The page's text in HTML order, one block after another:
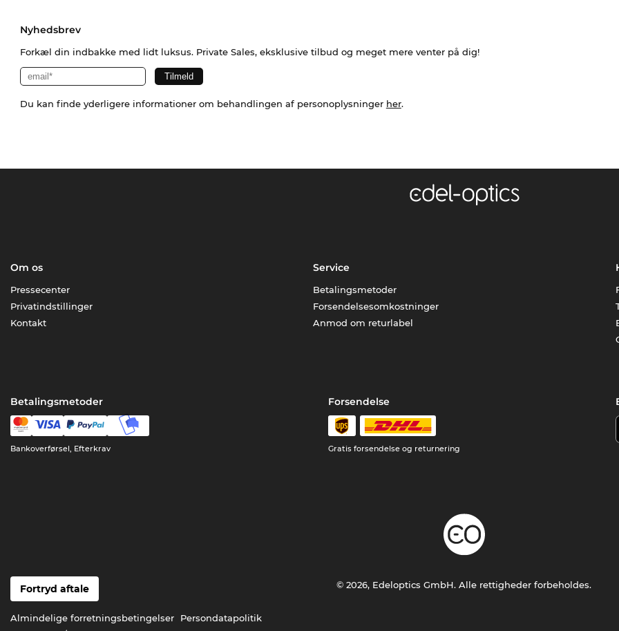
Nyhedsbrev
Forkæl din indbakke med lidt luksus. Private Sales, eksklusive tilbud og meget mere venter på dig!
Du kan finde yderligere informationer om behandlingen af personoplysninger her.
Om os
Pressecenter
Privatindstillinger
Kontakt
Service
Betalingsmetoder
Forsendelsesomkostninger
Anmod om returlabel
Betalingsmetoder
Bankoverførsel, Efterkrav
Forsendelse
Gratis forsendelse og returnering
Fortryd aftale
Almindelige forretningsbetingelser
Persondatapolitik
© 2026, Edeloptics GmbH. Alle rettigheder forbeholdes.